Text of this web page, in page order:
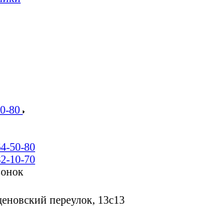
80
50-80
10-70
переулок, 13с13